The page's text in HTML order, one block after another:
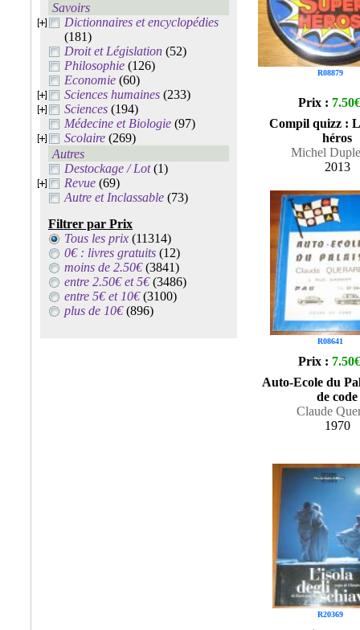
Savoirs
Dictionnaires et encyclopédies
(181)
Droit et Législation (52)
Philosophie (126)
Economie (60)
Sciences humaines (233)
Sciences (194)
Médecine et Biologie (97)
Scolaire (269)
Autres
Destockage / Lot(1)
Revue (69)
Autre et Inclassable (73)
Filtrer par Prix
Tous les prix (11314)
0€ : livres gratuits (12)
moins de 2.50€(3841)
entre 2.50€ et 5€(3486)
entre 5€ et 10€(3100)
plus de 10€(896)
R08879
Prix : 7.50€
Compil quizz :
héros
Michel
2013
R08641
Prix : 7.50€
Auto-Ecole du
de code
Claude
1970
R20369